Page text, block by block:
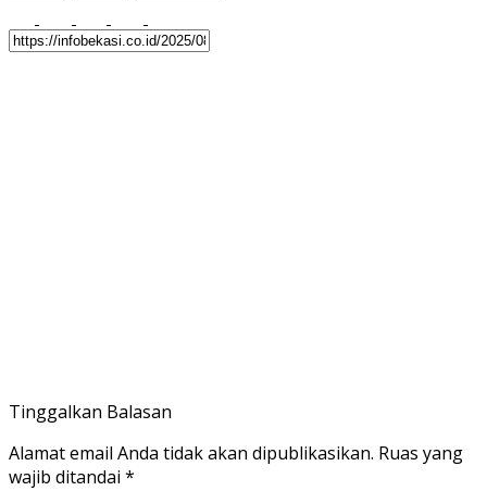
Tinggalkan Balasan
Alamat email Anda tidak akan dipublikasikan. Ruas yang
wajib ditandai *